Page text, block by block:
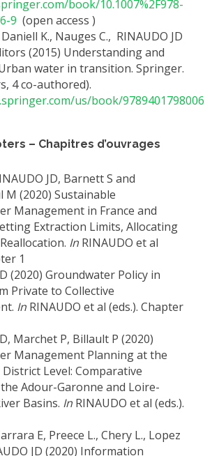
book/10.1007%2F978-
9 (open access )
K., Nauges C., RINAUDO JD
(2015) Understanding and
water in transition. Springer.
4 co-authored).
us/book/9789401798006
– Chapitres d’ouvrages
JD, Barnett S and
(2020) Sustainable
Management in France and
Extraction Limits, Allocating
In RINAUDO et al
1
(2020) Groundwater Policy in
Private to Collective
In RINAUDO et al (eds.). Chapter
Marchet P, Billault P (2020)
Management Planning at the
District Level: Comparative
Adour-Garonne and Loire-
Basins. In RINAUDO et al (eds.).
E, Preece L., Chery L., Lopez
JD (2020) Information